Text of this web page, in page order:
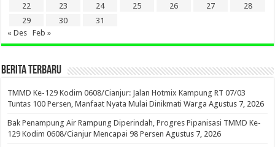
22
23 24 25 26 27
28
29
30
31
« Des
Feb »
BERITA TERBARU
TMMD Ke-129 Kodim 0608/Cianjur: Jalan Hotmix Kampung RT 07/03
Tuntas 100 Persen, Manfaat Nyata Mulai Dinikmati Warga Agustus 7, 2026
Bak Penampung Air Rampung Diperindah, Progres Pipanisasi TMMD Ke-
129 Kodim 0608/Cianjur Mencapai 98 Persen Agustus 7, 2026